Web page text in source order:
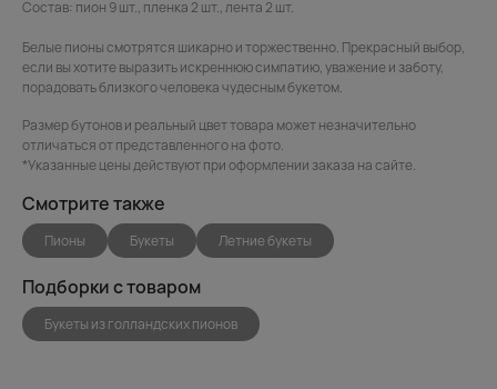
Состав: пион 9 шт., пленка 2 шт., лента 2 шт.
Белые пионы смотрятся шикарно и торжественно. Прекрасный выбор,
если вы хотите выразить искреннюю симпатию, уважение и заботу,
порадовать близкого человека чудесным букетом.
Размер бутонов и реальный цвет товара может незначительно
отличаться от представленного на фото.
*Указанные цены действуют при оформлении заказа на сайте.
Смотрите также
Пионы Букеты Летние букеты
Подборки с товаром
Букеты из голландских пионов